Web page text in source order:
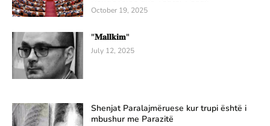
October 19, 2025
"𝐌𝐚𝐥𝐥𝐤𝐢𝐦"
July 12, 2025
Shenjat Paralajmëruese kur trupi është i
mbushur me Parazitë